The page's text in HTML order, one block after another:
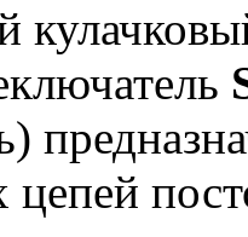
цепей